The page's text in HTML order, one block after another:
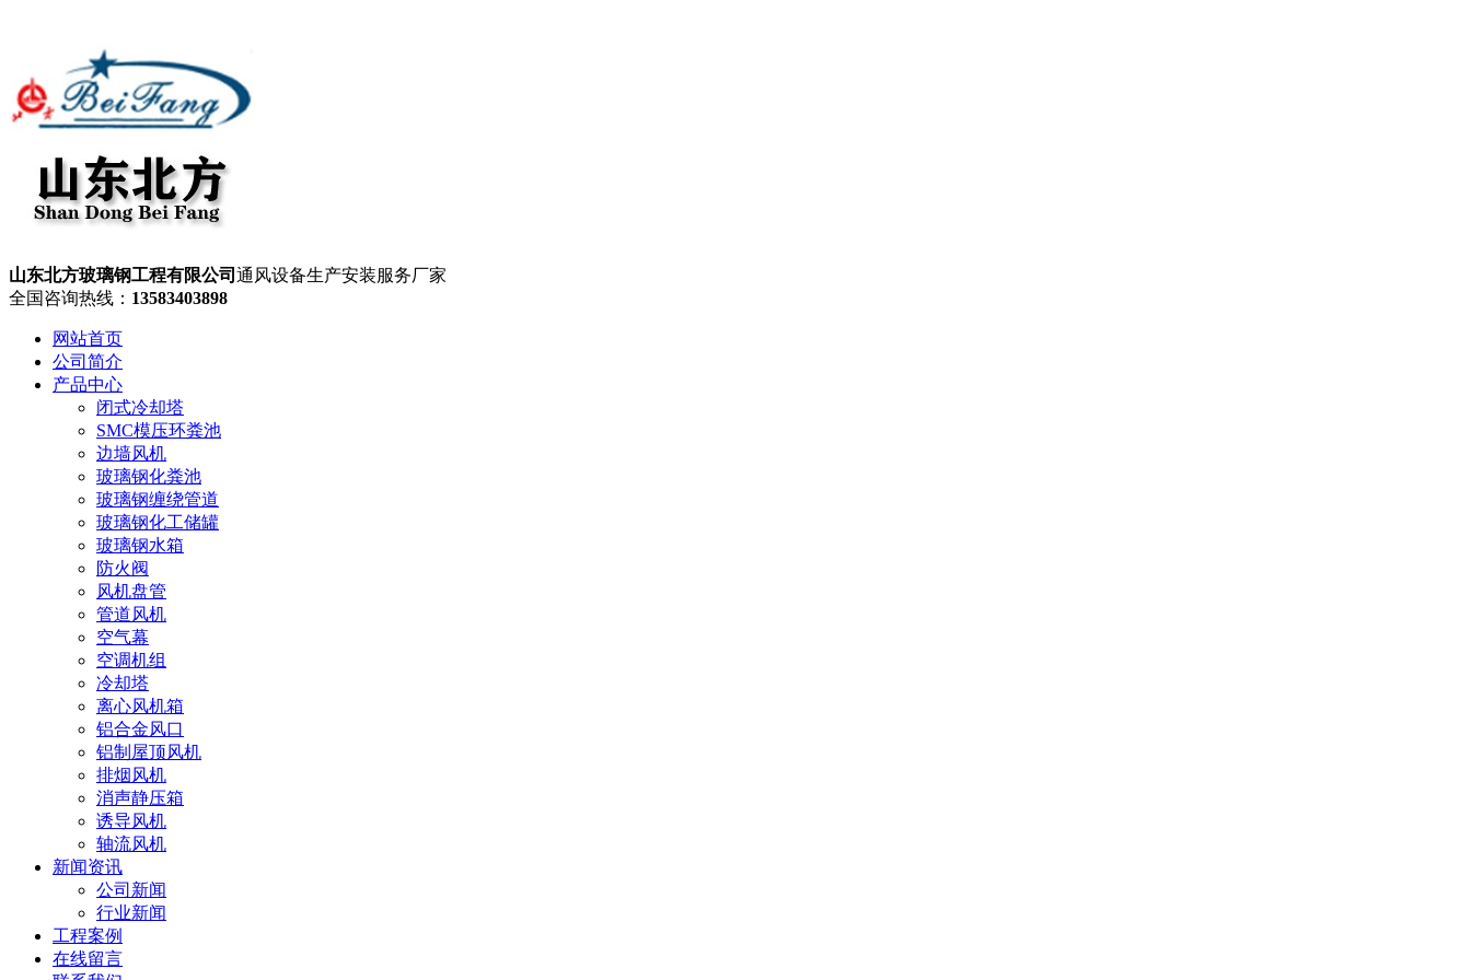
山东北方玻璃钢工程有限公司 通风设备生产安装服务厂家
全国咨询热线： 13583403898
网站首页
公司简介
产品中心
闭式冷却塔
SMC模压环粪池
边墙风机
玻璃钢化粪池
玻璃钢缠绕管道
玻璃钢化工储罐
玻璃钢水箱
防火阀
风机盘管
管道风机
空气幕
空调机组
冷却塔
离心风机箱
铝合金风口
铝制屋顶风机
排烟风机
消声静压箱
诱导风机
轴流风机
新闻资讯
公司新闻
行业新闻
工程案例
在线留言